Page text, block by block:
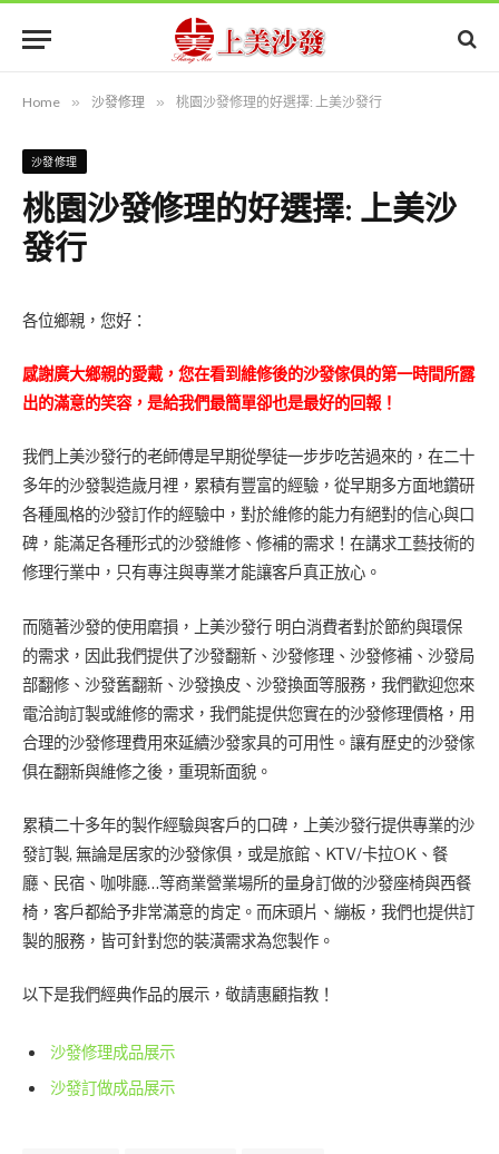
Home » 沙發修理 » 桃園沙發修理的好選擇: 上美沙發行
沙發修理
桃園沙發修理的好選擇: 上美沙
發行
各位鄉親，您好：
感謝廣大鄉親的愛戴，您在看到維修後的沙發傢俱的第一時間所露
出的滿意的笑容，是給我們最簡單卻也是最好的回報！
我們上美沙發行的老師傅是早期從學徒一步步吃苦過來的，在二十
多年的沙發製造歲月裡，累積有豐富的經驗，從早期多方面地鑽研
各種風格的沙發訂作的經驗中，對於維修的能力有絕對的信心與口
碑，能滿足各種形式的沙發維修、修補的需求！在講求工藝技術的
修理行業中，只有專注與專業才能讓客戶真正放心。
而隨著沙發的使用磨損，上美沙發行 明白消費者對於節約與環保
的需求，因此我們提供了沙發翻新、沙發修理、沙發修補、沙發局
部翻修、沙發舊翻新、沙發換皮、沙發換面等服務，我們歡迎您來
電洽詢訂製或維修的需求，我們能提供您實在的沙發修理價格，用
合理的沙發修理費用來延續沙發家具的可用性。讓有歷史的沙發傢
俱在翻新與維修之後，重現新面貌。
累積二十多年的製作經驗與客戶的口碑，上美沙發行提供專業的沙
發訂製, 無論是居家的沙發傢俱，或是旅館、KTV/卡拉OK、餐
廳、民宿、咖啡廳…等商業營業場所的量身訂做的沙發座椅與西餐
椅，客戶都給予非常滿意的肯定。而床頭片、繃板，我們也提供訂
製的服務，皆可針對您的裝潢需求為您製作。
以下是我們經典作品的展示，敬請惠顧指教！
沙發修理成品展示
沙發訂做成品展示